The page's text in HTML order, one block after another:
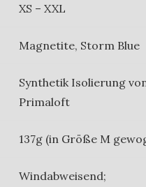
XS – XXL
Magnetite, Storm Blue
Synthetik Isolierung
Primaloft
137g (in Größe M
Windabweisend;